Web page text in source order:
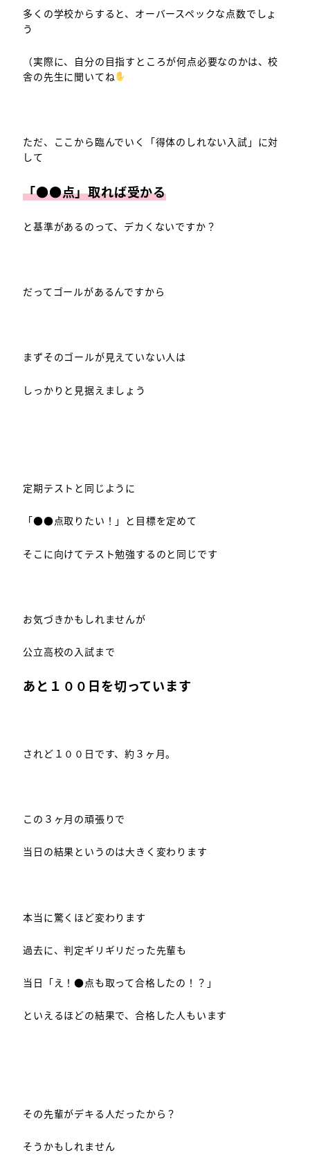
多くの学校からすると、オーバースペックな点数でしょ
う
（実際に、自分の目指すところが何点必要なのかは、校
舎の先生に聞いてね
ただ、ここから臨んでいく「得体のしれない入試」に対
して
「●●点」取れば受かる
と基準があるのって、デカくないですか？
だってゴールがあるんですから
まずそのゴールが見えていない人は
しっかりと見据えましょう
定期テストと同じように
「●●点取りたい！」と目標を定めて
そこに向けてテスト勉強するのと同じです
お気づきかもしれませんが
公立高校の入試まで
あと１００日を切っています
されど１００日です、約３ヶ月。
この３ヶ月の頑張りで
当日の結果というのは大きく変わります
本当に驚くほど変わります
過去に、判定ギリギリだった先輩も
当日「え！●点も取って合格したの！？」
といえるほどの結果で、合格した人もいます
その先輩がデキる人だったから？
そうかもしれません